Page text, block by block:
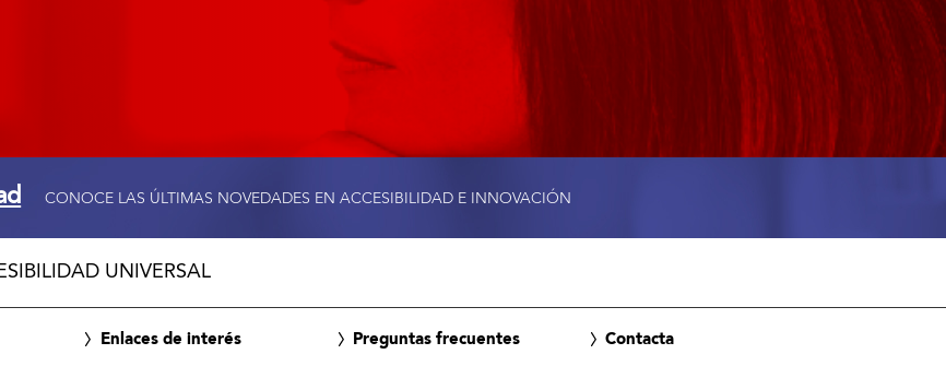
CONOCE LAS ÚLTIMAS NOVEDADES EN ACCESIBILIDAD E INNOVACIÓN
UNIVERSAL
Enlaces de interés Preguntas frecuentes Contacta